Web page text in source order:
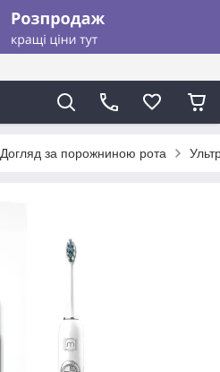
Догляд за порожниною рота